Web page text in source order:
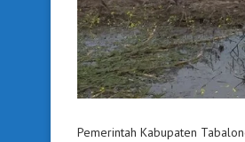
Pemerintah Kabupaten